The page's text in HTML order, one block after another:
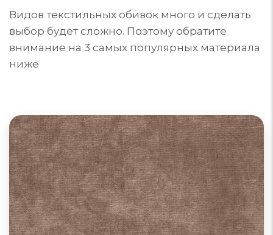
Видов текстильных обивок много и сделать
выбор будет сложно. Поэтому обратите
внимание на 3 самых популярных материала
ниже
Диваны из велюра
Велюр для обивки мебели может быть из
синтетических, натуральных или комбинированных
материалов. Поверхность ворса: гладкая, тисненая